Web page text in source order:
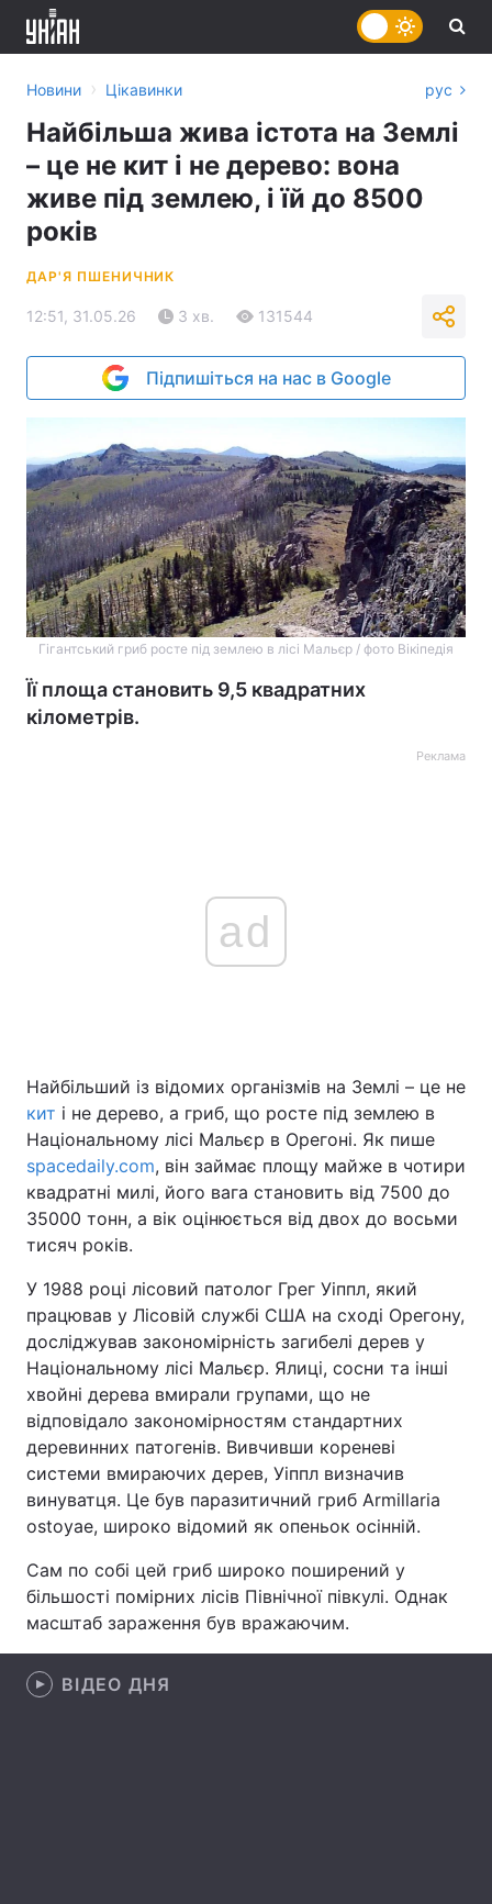
Головна Війна
Україна Політика
Економіка Світ
Спорт Наука
Зброя Інциденти
Здоров'я Туризм
Цікавинки Погода
Регіони
Лонгріди
Відео з Youtube Статті
Інтерв'ю Думки
Архів
Новини › Цікавинки рус
Найбільша жива істота на Землі
– це не кит і не дерево: вона
живе під землею, і їй до 8500
років
ДАР'Я ПШЕНИЧНИК
12:51, 31.05.26 3 хв. 131544
Підпишіться на нас в Google
Гігантський гриб росте під землею в лісі Мальєр / фото Вікіпедія
Її площа становить 9,5 квадратних
кілометрів.
Реклама
ad
Найбільший із відомих організмів на Землі – це не
кит і не дерево, а гриб, що росте під землею в
Національному лісі Мальєр в Орегоні. Як пише
spacedaily.com, він займає площу майже в чотири
квадратні милі, його вага становить від 7500 до
35000 тонн, а вік оцінюється від двох до восьми
тисяч років.
У 1988 році лісовий патолог Грег Уіппл, який
працював у Лісовій службі США на сході Орегону,
досліджував закономірність загибелі дерев у
Національному лісі Мальєр. Ялиці, сосни та інші
хвойні дерева вмирали групами, що не
відповідало закономірностям стандартних
деревинних патогенів. Вивчивши кореневі
системи вмираючих дерев, Уіппл визначив
винуватця. Це був паразитичний гриб Armillaria
ostoyae, широко відомий як опеньок осінній.
Сам по собі цей гриб широко поширений у
більшості помірних лісів Північної півкулі. Однак
масштаб зараження був вражаючим.
ВІДЕО ДНЯ